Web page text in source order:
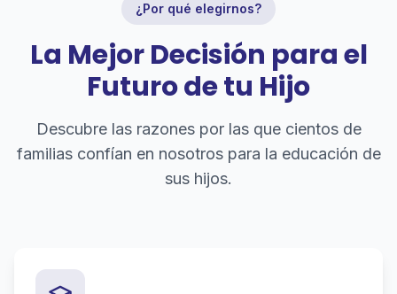
¿Por qué elegirnos?
La Mejor Decisión para el
Futuro de tu Hijo
Descubre las razones por las que cientos de
familias confían en nosotros para la educación de
sus hijos.